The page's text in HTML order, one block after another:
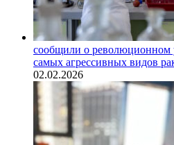
сообщили о революционном
самых агрессивных видов
02.02.2026